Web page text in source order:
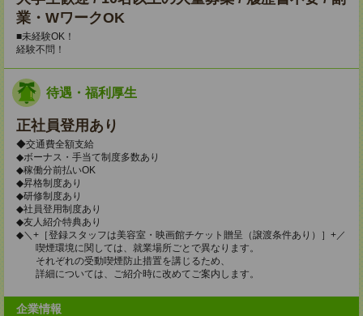
業・WワークOK
■未経験OK！
経験不問！
待遇・福利厚生
正社員登用あり
◆交通費全額支給
◆ボーナス・手当て制度多数あり
◆稼働分前払いOK
◆昇格制度あり
◆研修制度あり
◆社員登用制度あり
◆友人紹介特典あり
◆＼+［登録スタッフは美容室・映画館チケット贈呈（譲渡条件あり）］+／
喫煙環境に関しては、就業場所ごとで異なります。
それぞれの受動喫煙防止措置を講じるため、
詳細については、ご紹介時に改めてご案内します。
企業情報